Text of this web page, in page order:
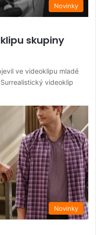
Novinky
klipu skupiny
ve videoklipu mladé
videoklip
Novinky